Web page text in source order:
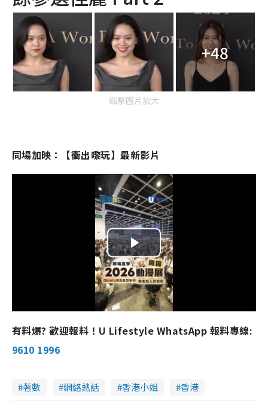
+48
點擊圖片放大
同場加映：【衝出嚟玩】最新影片
P
l
a
y
i
有料爆? 歡迎報料！U Lifestyle WhatsApp 報料專線:
9610 1996
著數 網絡熱話 香港小姐 香港